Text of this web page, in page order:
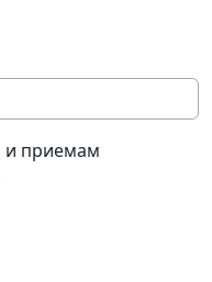
и приемам